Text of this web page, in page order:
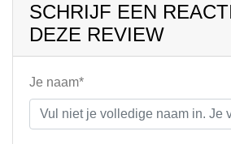
SCHRIJF EEN
DEZE REVIEW
Je naam*